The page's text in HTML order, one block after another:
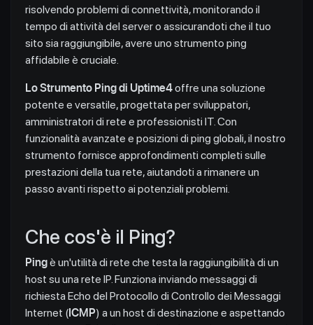
risolvendo problemi di connettività, monitorando il
tempo di attività del server o assicurandoti che il tuo
sito sia raggiungibile, avere uno strumento ping
affidabile è cruciale.
Lo Strumento Ping di Uptime4offre una soluzione
potente e versatile, progettata per sviluppatori,
amministratori di rete e professionisti IT. Con
funzionalità avanzate e posizioni di ping globali, il nostro
strumento fornisce approfondimenti completi sulle
prestazioni della tua rete, aiutandoti a rimanere un
passo avanti rispetto ai potenziali problemi.
Che cos'è il Ping?
Pingè un'utilità di rete che testa la raggiungibilità di un
host su una rete IP. Funziona inviando messaggi di
richiesta Echo del Protocollo di Controllo dei Messaggi
Internet (ICMP) a un host di destinazione e aspettando